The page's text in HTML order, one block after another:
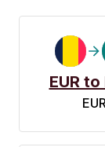
EUR to